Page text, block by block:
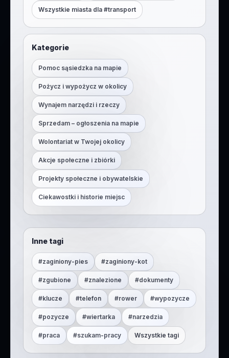
Wszystkie miasta dla #transport
Kategorie
Pomoc sąsiedzka na mapie
Pożycz i wypożycz w okolicy
Wynajem narzędzi i rzeczy
Sprzedam – ogłoszenia na mapie
Wolontariat w Twojej okolicy
Akcje społeczne i zbiórki
Projekty społeczne i obywatelskie
Ciekawostki i historie miejsc
Inne tagi
#zaginiony-pies #zaginiony-kot
#zgubione #znalezione #dokumenty
#klucze #telefon #rower #wypozycze
#pozycze #wiertarka #narzedzia
#praca #szukam-pracy Wszystkie tagi